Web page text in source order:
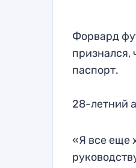
Форвард
признался,
паспорт.
28-летний
«Я все еще